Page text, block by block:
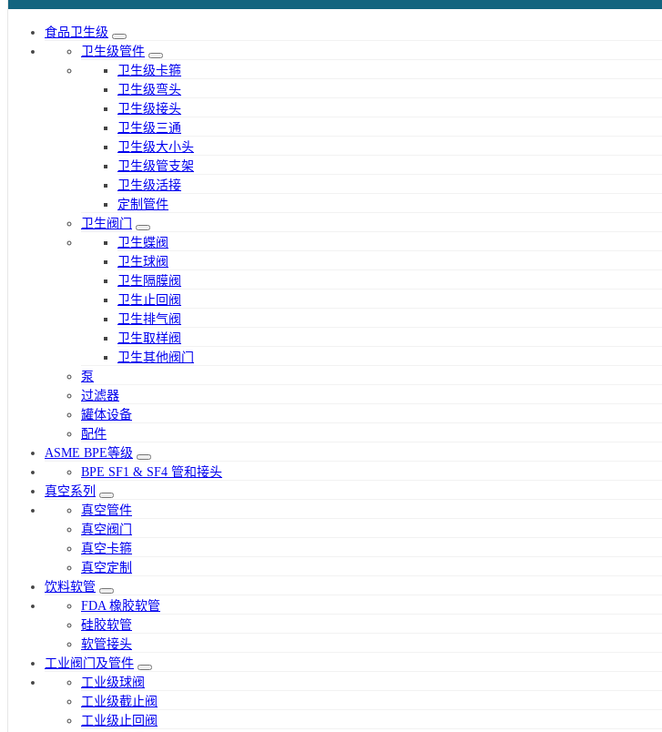
食品卫生级
卫生级管件
卫生级卡箍
卫生级弯头
卫生级接头
卫生级三通
卫生级大小头
卫生级管支架
卫生级活接
定制管件
卫生阀门
卫生蝶阀
卫生球阀
卫生隔膜阀
卫生止回阀
卫生排气阀
卫生取样阀
卫生其他阀门
泵
过滤器
罐体设备
配件
ASME BPE等级
BPE SF1 & SF4 管和接头
真空系列
真空管件
真空阀门
真空卡箍
真空定制
饮料软管
FDA 橡胶软管
硅胶软管
软管接头
工业阀门及管件
工业级球阀
工业级截止阀
工业级止回阀